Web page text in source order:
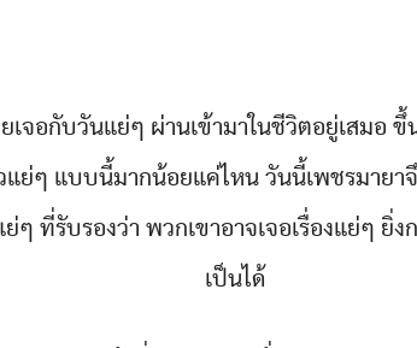
ยเจอกับวันแย่ๆ ผ่านเข้ามาในชีวิตอยู่เสมอ
าวแย่ๆ แบบนี้มากน้อยแค่ไหน วันนี้เพชรมา
ที่รับรองว่า พวกเขาอาจเจอเรื่องแย่ๆ ยิ่
เป็นได้